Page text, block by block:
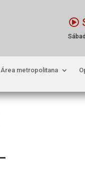
Área metropolitana